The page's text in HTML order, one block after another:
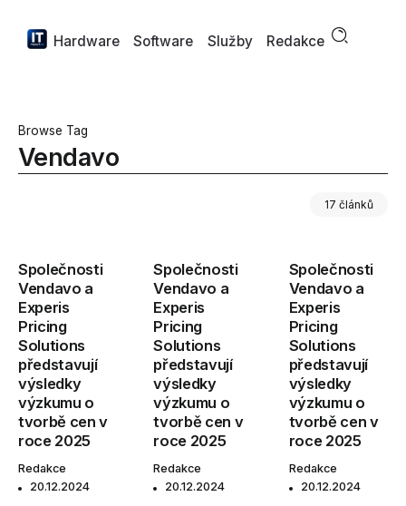
Hardware Software Služby Redakce
Browse Tag
Vendavo
17 článků
Společnosti
Vendavo a
Experis
Pricing
Solutions
představují
výsledky
výzkumu o
tvorbě cen v
roce 2025
Redakce
20.12.2024
Společnosti
Vendavo a
Experis
Pricing
Solutions
představují
výsledky
výzkumu o
tvorbě cen v
roce 2025
Redakce
20.12.2024
Společnosti
Vendavo a
Experis
Pricing
Solutions
představují
výsledky
výzkumu o
tvorbě cen v
roce 2025
Redakce
20.12.2024